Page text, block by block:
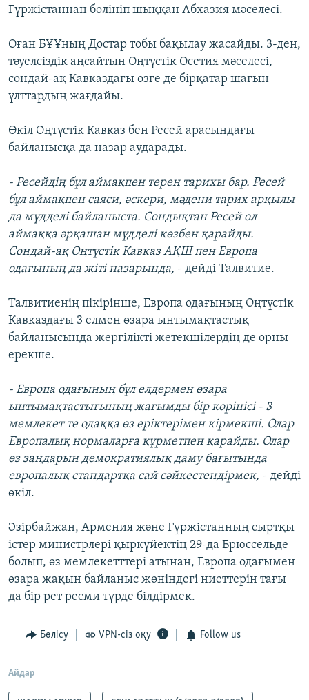
Гүржістаннан бөлініп шыққан Абхазия мәселесі.
Оған БҰҰның Достар тобы бақылау жасайды. 3-ден,
тәуелсіздік аңсайтын Оңтүстік Осетия мәселесі,
сондай-ақ Кавказдағы өзге де бірқатар шағын
ұлттардың жағдайы.
Өкіл Оңтүстік Кавказ бен Ресей арасындағы
байланысқа да назар аударады.
- Ресейдің бұл аймақпен терең тарихы бар. Ресей
бұл аймақпен саяси, әскери, мәдени тарих арқылы
да мүдделі байланыста. Сондықтан Ресей ол
аймаққа әрқашан мүдделі көзбен қарайды.
Сондай-ақ Оңтүстік Кавказ АҚШ пен Европа
одағының да жіті назарында, - дейді Талвитие.
Талвитиенің пікірінше, Европа одағының Оңтүстік
Кавказдағы 3 елмен өзара ынтымақтастық
байланысында жергілікті жетекшілердің де орны
ерекше.
- Европа одағының бұл елдермен өзара
ынтымақтастығының жағымды бір көрінісі - 3
мемлекет те одаққа өз еріктерімен кірмекші. Олар
Европалық нормаларға құрметпен қарайды. Олар
өз заңдарын демократиялық даму бағытында
европалық стандартқа сай сәйкестендірмек, - дейді
өкіл.
Әзірбайжан, Армения және Гүржістанның сыртқы
істер министрлері қыркүйектің 29-да Брюссельде
болып, өз мемлекетттері атынан, Европа одағымен
өзара жақын байланыс жөніндегі ниеттерін тағы
да бір рет ресми түрде білдірмек.
Бөлісу VPN-сіз оқу Follow us
Айдар